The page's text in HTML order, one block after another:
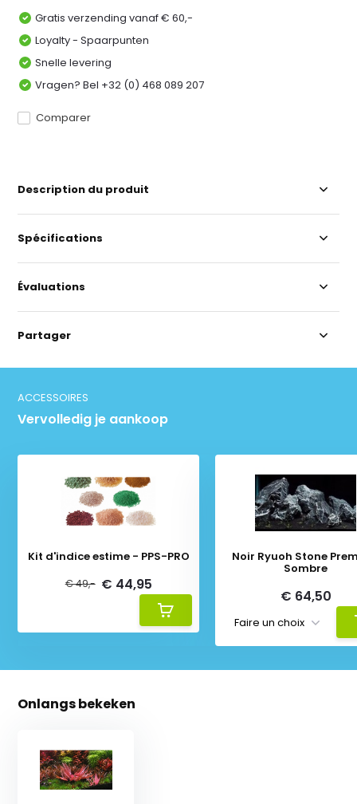
Gratis verzending vanaf € 60,-
Loyalty - Spaarpunten
Snelle levering
Vragen? Bel +32 (0) 468 089 207
Comparer
Description du produit
Spécifications
Évaluations
Partager
ACCESSOIRES
Vervolledig je aankoop
Kit d'indice estime - PPS-PRO
€ 49,- € 44,95
Noir Ryuoh Stone
Sombre
€ 64,50
Onlangs bekeken